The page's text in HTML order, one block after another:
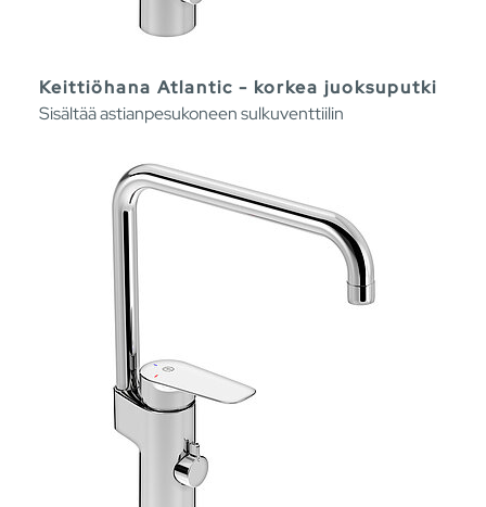
Keittiöhana Atlantic - korkea juoksuputki
Sisältää astianpesukoneen sulkuventtiilin